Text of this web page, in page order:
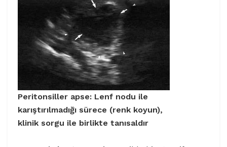
Peritonsiller apse: Lenf nodu ile
karıştırılmadığı sürece (renk koyun),
klinik sorgu ile birlikte tanısaldır